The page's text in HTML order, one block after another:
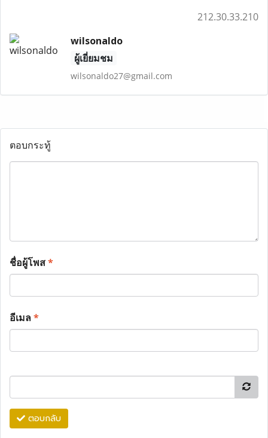
212.30.33.210
wilsonaldo
ผู้เยี่ยมชม
wilsonaldo27@gmail.com
ตอบกระทู้
ชื่อผู้โพส*
อีเมล*
ตอบกลับ